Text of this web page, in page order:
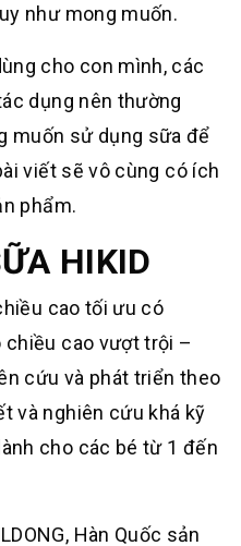
như mong muốn.
cho con mình, các
dụng nên thường
muốn sử dụng sữa để
viết sẽ vô cùng có ích
phẩm.
HIKID
cao tối ưu có
cao vượt trội –
cứu và phát triển theo
và nghiên cứu khá kỹ
cho các bé từ 1 đến
Hàn Quốc sản